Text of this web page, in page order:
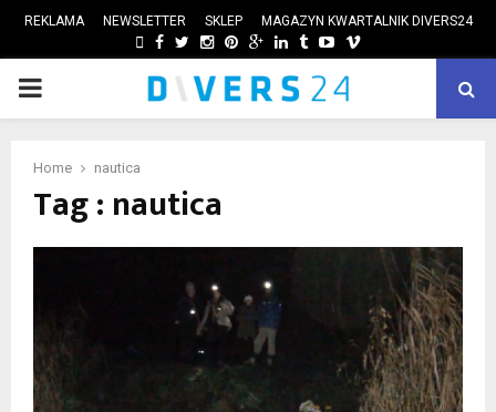
REKLAMA NEWSLETTER SKLEP MAGAZYN KWARTALNIK DIVERS24
FACEBOOK
TWITTER
INSTAGRAM
PINTEREST
GOOGLE
LINKEDIN
TUMBLRYOUTUBE
VIMEO
PRIMARY
Home nautica
Tag : nautica